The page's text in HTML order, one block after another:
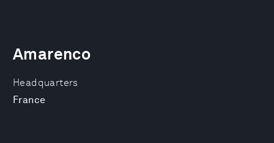
Headquarters
France
Amarenco